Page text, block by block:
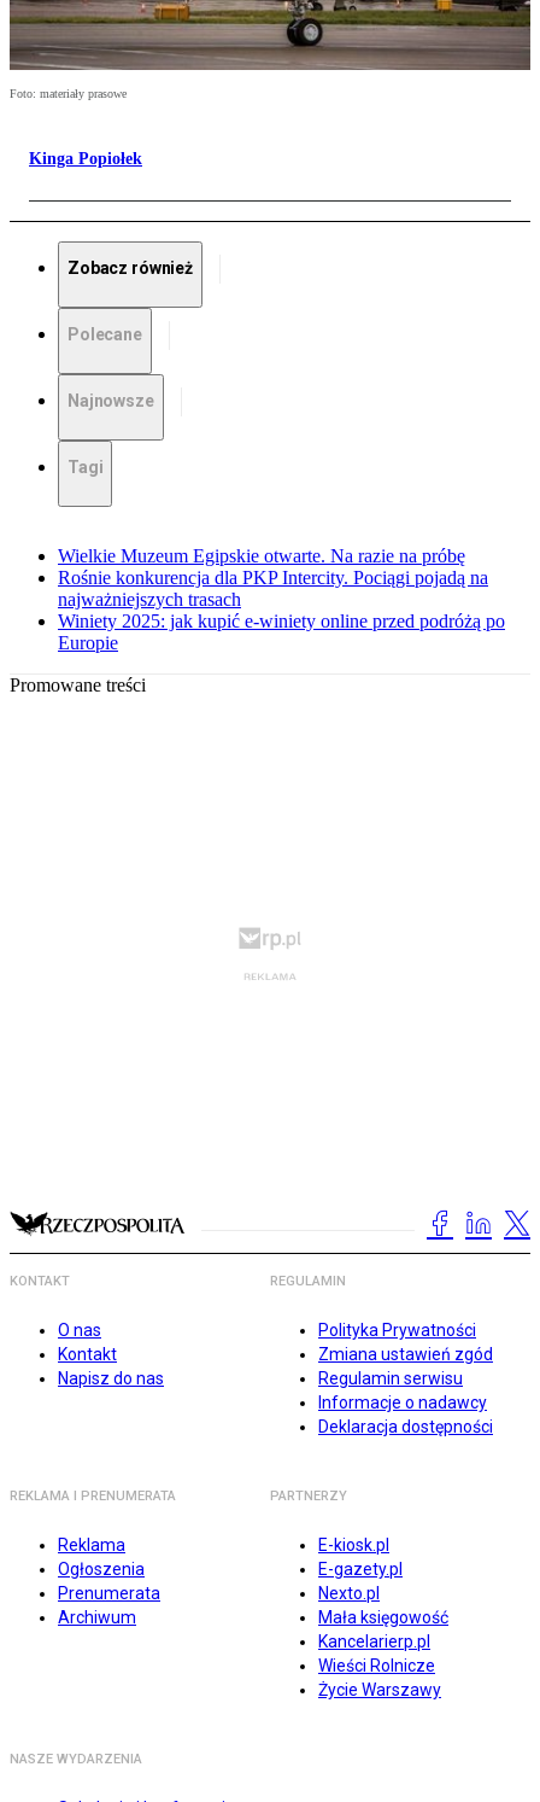
Foto: materiały prasowe
Kinga Popiołek
Zobacz również
Polecane
Najnowsze
Tagi
Wielkie Muzeum Egipskie otwarte. Na razie na próbę
Rośnie konkurencja dla PKP Intercity. Pociągi pojadą na
najważniejszych trasach
Winiety 2025: jak kupić e-winiety online przed podróżą po
Europie
Promowane treści
KONTAKT
O nas
Kontakt
Napisz do nas
REGULAMIN
Polityka Prywatności
Zmiana ustawień zgód
Regulamin serwisu
Informacje o nadawcy
Deklaracja dostępności
REKLAMA I PRENUMERATA
Reklama
Ogłoszenia
Prenumerata
Archiwum
PARTNERZY
E-kiosk.pl
E-gazety.pl
Nexto.pl
Mała księgowość
Kancelarierp.pl
Wieści Rolnicze
Życie Warszawy
NASZE WYDARZENIA